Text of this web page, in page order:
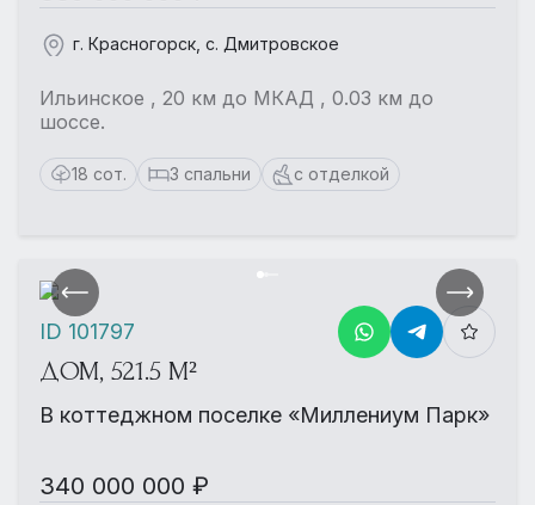
г. Красногорск, с. Дмитровское
Ильинское , 20 км до МКАД , 0.03 км до
шоссе.
18 сот. 3 спальни с отделкой
ДОМ, 521.5 М²
В коттеджном поселке «Миллениум Парк»
340 000 000 ₽
ID 101797